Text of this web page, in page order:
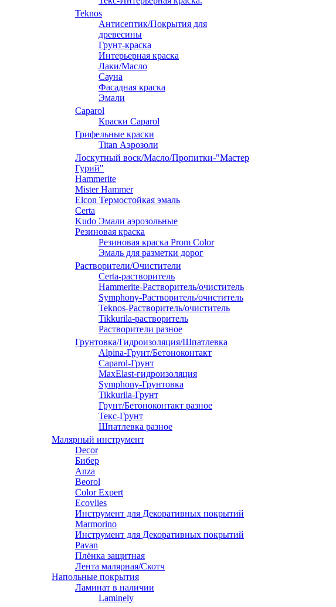
Teknos
Антисептик/Покрытия для
древесины
Грунт-краска
Интерьерная краска
Лаки/Масло
Сауна
Фасадная краска
Эмали
Caparol
Краски Caparol
Грифельные краски
Titan Аэрозоли
Лоскутный воск/Масло/Пропитки-"Мастер
Гурий"
Hammerite
Mister Hammer
Elcon Термостойкая эмаль
Certa
Kudo Эмали аэрозольные
Резиновая краска
Резиновая краска Prom Color
Эмаль для разметки дорог
Растворители/Очистители
Certa-растворитель
Hammerite-Растворитель/очиститель
Symphony-Растворитель/очиститель
Teknos-Растворитель/очиститель
Tikkurila-растворитель
Растворители разное
Грунтовка/Гидроизоляция/Шпатлевка
Alpina-Грунт/Бетоноконтакт
Caparol-Грунт
MaxElast-гидроизоляция
Symphony-Грунтовка
Tikkurila-Грунт
Грунт/Бетоноконтакт разное
Текс-Грунт
Шпатлевка разное
Малярный инструмент
Decor
Бибер
Anza
Beorol
Color Expert
Ecovlies
Инструмент для Декоративных покрытий
Marmorino
Инструмент для Декоративных покрытий
Pavan
Плёнка защитная
Лента малярная/Скотч
Напольные покрытия
Ламинат в наличии
Laminely